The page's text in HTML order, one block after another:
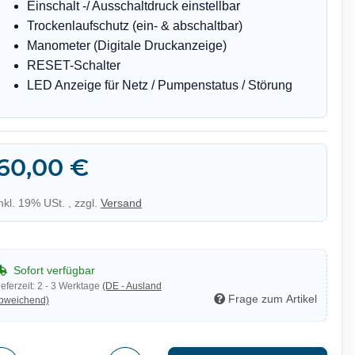
Einschalt -/ Ausschaltdruck einstellbar
Trockenlaufschutz (ein- & abschaltbar)
Manometer (Digitale Druckanzeige)
RESET-Schalter
LED Anzeige für Netz / Pumpenstatus / Störung
€
19% USt. , zzgl. Versand
Sofort verfügbar
2 - 3 Werktage (DE - Ausland
Frage zum Artikel